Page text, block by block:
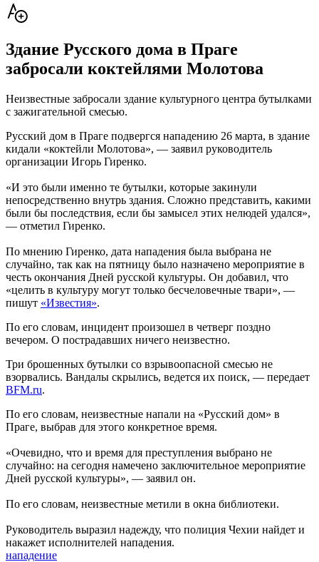
Здание Русского дома в Праге
забросали коктейлями Молотова
Неизвестные забросали здание культурного центра бутылками
с зажигательной смесью.
Русский дом в Праге подвергся нападению 26 марта, в здание
кидали «коктейли Молотова», — заявил руководитель
организации Игорь Гиренко.
«И это были именно те бутылки, которые закинули
непосредственно внутрь здания. Сложно представить, какими
были бы последствия, если бы замысел этих нелюдей удался»,
— отметил Гиренко.
По мнению Гиренко, дата нападения была выбрана не
случайно, так как на пятницу было назначено мероприятие в
честь окончания Дней русской культуры. Он добавил, что
«целить в культуру могут только бесчеловечные твари», —
пишут «Известия».
По его словам, инцидент произошел в четверг поздно
вечером. О пострадавших ничего неизвестно.
Три брошенных бутылки со взрывоопасной смесью не
взорвались. Вандалы скрылись, ведется их поиск, — передает
BFM.ru.
По его словам, неизвестные напали на «Русский дом» в
Праге, выбрав для этого конкретное время.
«Очевидно, что и время для преступления выбрано не
случайно: на сегодня намечено заключительное мероприятие
Дней русской культуры», — заявил он.
По его словам, неизвестные метили в окна библиотеки.
Руководитель выразил надежду, что полиция Чехии найдет и
накажет исполнителей нападения.
нападение